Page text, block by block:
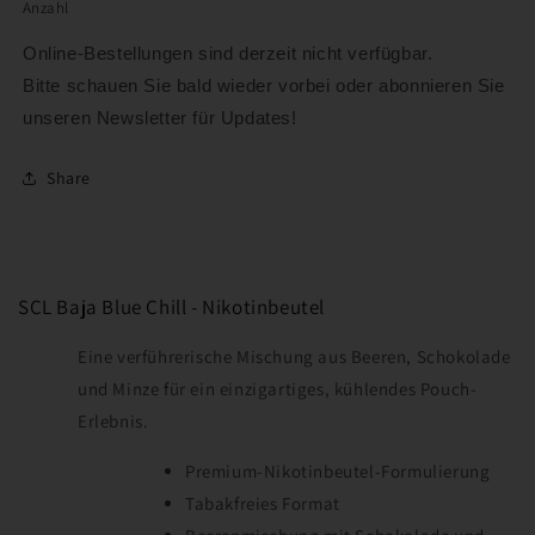
Anzahl
Online-Bestellungen sind derzeit nicht verfügbar.
Bitte schauen Sie bald wieder vorbei oder abonnieren Sie
unseren Newsletter für Updates!
Share
SCL Baja Blue Chill - Nikotinbeutel
Eine verführerische Mischung aus Beeren, Schokolade
und Minze für ein einzigartiges, kühlendes Pouch-
Erlebnis.
Premium-Nikotinbeutel-Formulierung
Tabakfreies Format